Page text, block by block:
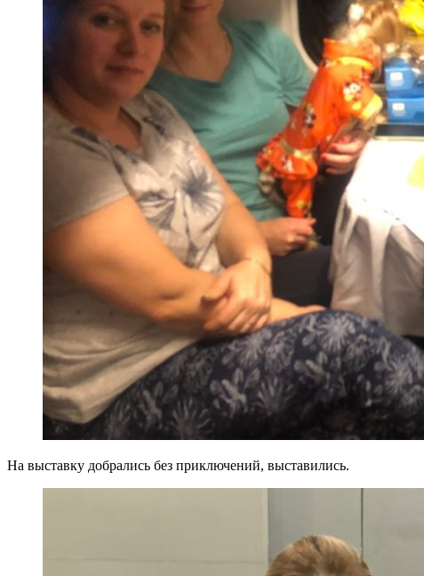
На выставку добрались без приключений, выставились.